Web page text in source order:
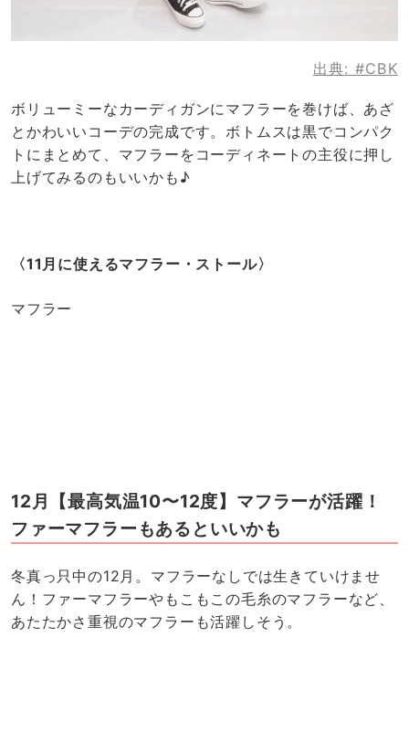
出典: #CBK
ボリューミーなカーディガンにマフラーを巻けば、あざ
とかわいいコーデの完成です。ボトムスは黒でコンパク
トにまとめて、マフラーをコーディネートの主役に押し
上げてみるのもいいかも♪
〈11月に使えるマフラー・ストール〉
マフラー
12月【最高気温10〜12度】マフラーが活躍！
ファーマフラーもあるといいかも
冬真っ只中の12月。マフラーなしでは生きていけませ
ん！ファーマフラーやもこもこの毛糸のマフラーなど、
あたたかさ重視のマフラーも活躍しそう。